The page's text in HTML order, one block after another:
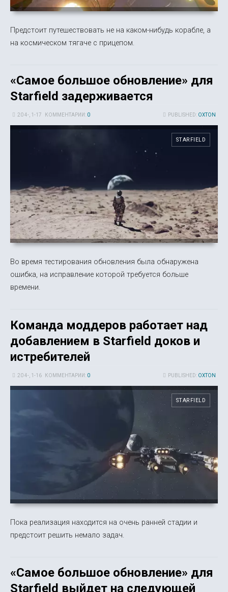
Предстоит путешествовать не на каком-нибудь корабле, а
на космическом тягаче с прицепом.
«Самое большое обновление» для
Starfield задерживается
PUBLISHED: OXTON
20 4-, 1-17 КОММЕНТАРИИ: 0
STARFIELD
Во время тестирования обновления была обнаружена
ошибка, на исправление которой требуется больше
времени.
Команда моддеров работает над
добавлением в Starfield доков и
истребителей
PUBLISHED: OXTON
20 4-, 1-16 КОММЕНТАРИИ: 0
STARFIELD
Пока реализация находится на очень ранней стадии и
предстоит решить немало задач.
«Самое большое обновление» для
Starfield выйдет на следующей